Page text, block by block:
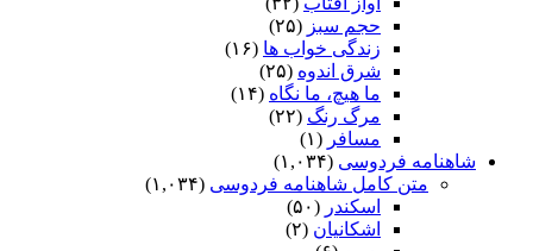
حجم سبز (۲۵)
زندگی خواب ها (۱۶)
شرق اندوه (۲۵)
ما هیچ، ما نگاه (۱۴)
مرگ رنگ (۲۲)
مسافر (۱)
شاهنامه فردوسی (۱,۰۳۴)
متن کامل شاهنامه فردوسی (۱,۰۳۴)
اسکندر (۵۰)
اشکانیان (۲)